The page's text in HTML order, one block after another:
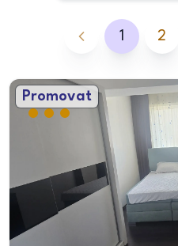
1 2
Promovat